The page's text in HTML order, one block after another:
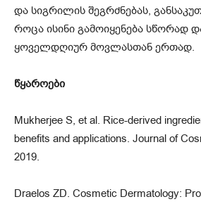
და სიგრილის შეგრძნებას,
როცა ისინი გამოიყენება სწორად
ყოველდღიურ მოვლასთან ერთად.
წყაროები
Mukherjee S, et al. Rice-derived
benefits and applications. Journal of
2019.
Draelos ZD. Cosmetic Dermatology: